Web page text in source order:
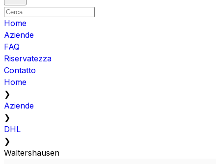
Home
Aziende
FAQ
Riservatezza
Contatto
Home
❯
Aziende
❯
DHL
❯
Waltershausen